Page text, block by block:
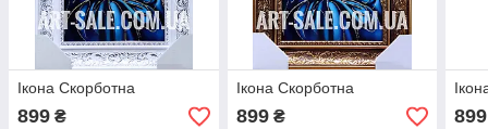
Ікона Скорботна
899 ₴
Ікона Скорботна
899₴ 899